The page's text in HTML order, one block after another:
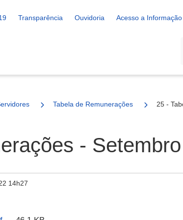
Transparência Ouvidoria Acesso a Informação
Tabela de Remunerações 25 -
-
14h27